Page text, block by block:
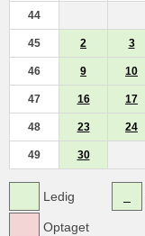
44
45 2 3
46 9 10
47 16 17
48 23 24
49 30
Ledig
Optaget